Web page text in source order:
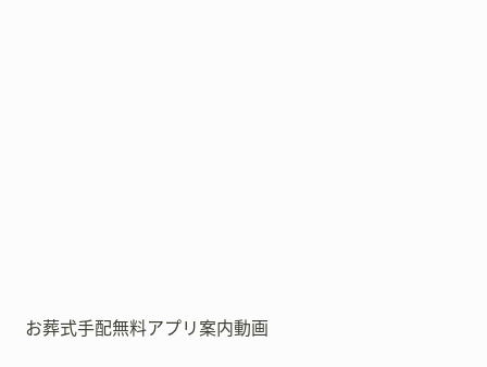
お葬式手配無料アプリ案内動画